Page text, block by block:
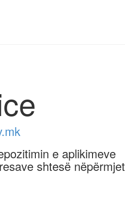
e aplikimeve
shtesë nëpërmjet